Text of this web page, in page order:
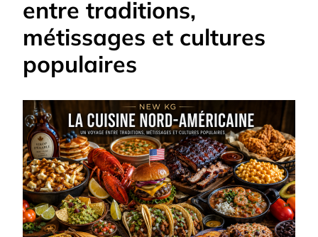
entre traditions,
métissages et cultures
populaires